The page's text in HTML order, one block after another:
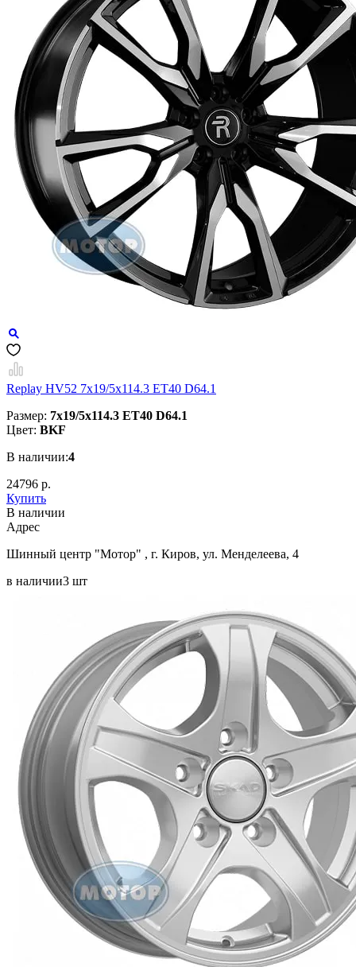
Replay HV52 7x19/5x114.3 ET40 D64.1
Размер: 7x19/5x114.3 ET40 D64.1
Цвет: BKF
В наличии:4
24796 р.
Купить
В наличии
Aдрес
Шинный центр "Мотор" , г. Киров, ул. Менделеева, 4
в наличии3 шт